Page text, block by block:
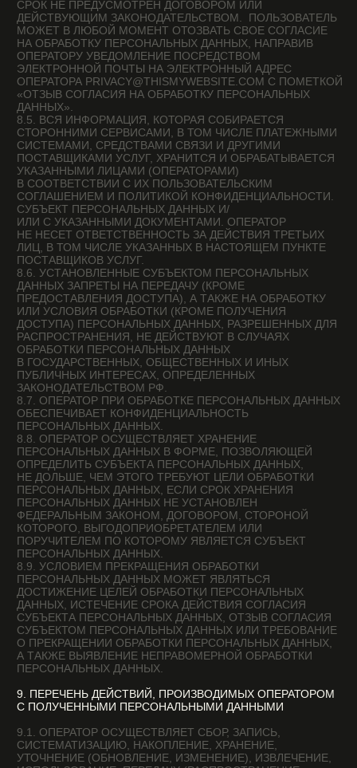
ВЫ ДАЕТЕ СОГЛАСИЕ НА ОБРАБОТКУ
ПЕРСОНАЛЬНЫХ ДАННЫХ
В СООТВЕТСТВИИ СПОЛИТИКОЙ
КОНФИДЕНЦИАЛЬНОСТИ
OK